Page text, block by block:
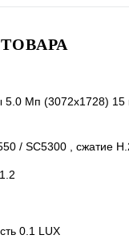
Mп (3072x1728) 15
/ SC5300 , сжатие
F1.2
0.1 LUX